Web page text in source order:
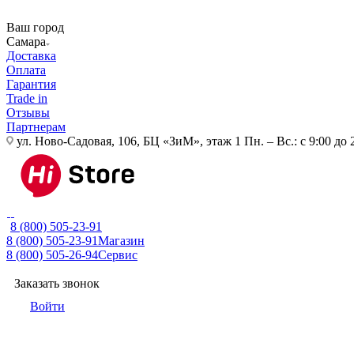
Ваш город
Самара
Доставка
Оплата
Гарантия
Trade in
Отзывы
Партнерам
ул. Ново-Садовая, 106, БЦ «ЗиМ», этаж 1 Пн. – Вс.: с 9:00 до
8 (800) 505-23-91
8 (800) 505-23-91Магазин
8 (800) 505-26-94Сервис
Заказать звонок
Войти